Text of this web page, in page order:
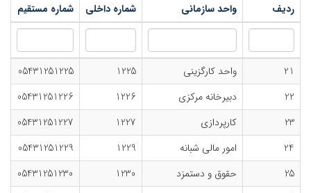
ردیف واحد سازمانی شماره داخلی شماره مستقیم
21 واحد کارگزینی 1225
05431251225
22
دبیرخانه مرکزی 1226
05431251226
23
کارپردازی 1227
05431251227
24
امور مالی شبانه 1229
05431251229
25
حقوق و دستمزد 1230
05431251230